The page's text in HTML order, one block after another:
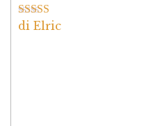
Valutato5
di Elric